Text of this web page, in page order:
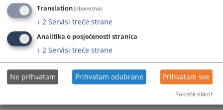
Translation(obavezna)
↓ 2 Servisi treće strane
Analitika o posjećenosti stranica
↓ 2 Servisi treće strane
Ne prihvatam Prihvatam odabrane Prihvatam sve
Pokreće Klaro!